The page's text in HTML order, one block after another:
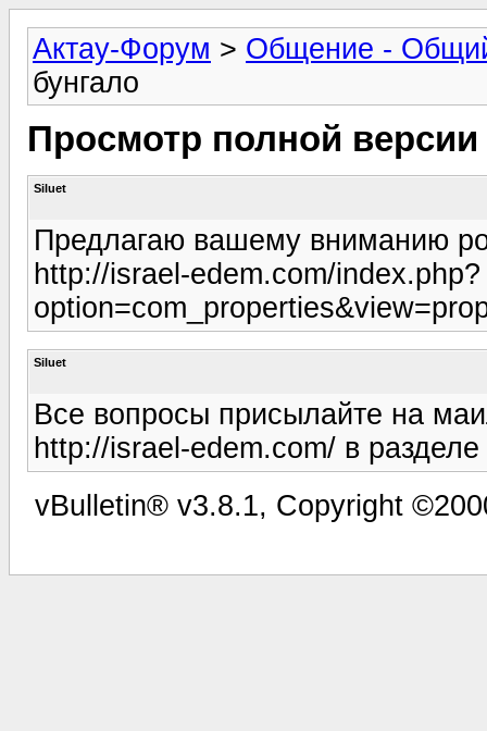
Актау-Форум > Общение -
бунгало
Просмотр полной
Siluet
Предлагаю вашему вниманию
http://israel-edem.com/index.php?
Siluet
Все вопросы присылайте на
http://israel-edem.com/ в разделе
vBulletin® v3.8.1, Copyright